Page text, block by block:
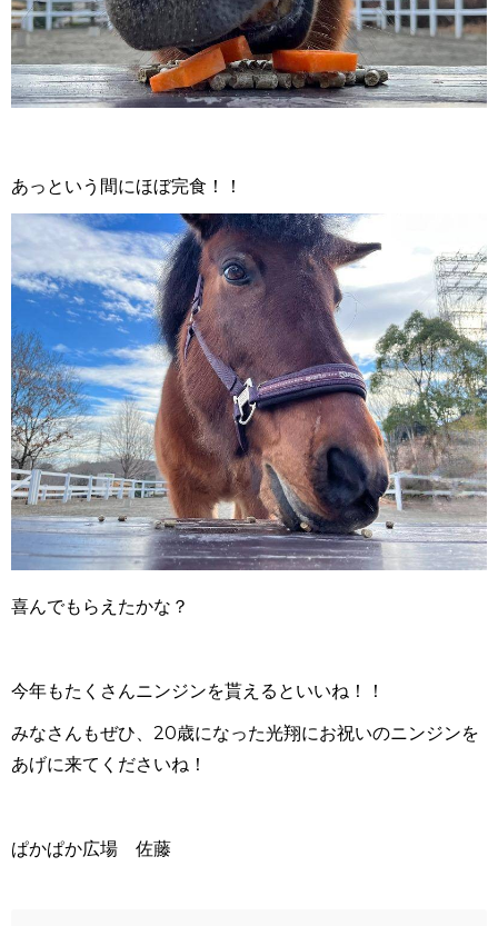
あっという間にほぼ完食！！
喜んでもらえたかな？
今年もたくさんニンジンを貰えるといいね！！
みなさんもぜひ、20歳になった光翔にお祝いのニンジンを
あげに来てくださいね！
ぱかぱか広場 佐藤